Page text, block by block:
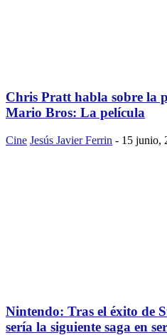
Chris Pratt habla sobre la
Mario Bros: La película
Cine Jesús Javier Ferrin - 15 junio,
Nintendo: Tras el éxito de
sería la siguiente saga en